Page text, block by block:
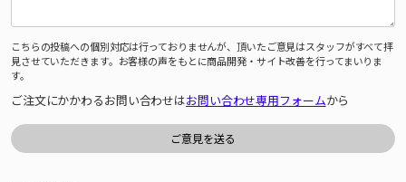
こちらの投稿への個別対応は行っておりませんが、頂いたご意見はスタッフがすべて拝
見させていただきます。お客様の声をもとに商品開発・サイト改善を行ってまいりま
す。
ご注文にかかわるお問い合わせはお問い合わせ専用フォームから